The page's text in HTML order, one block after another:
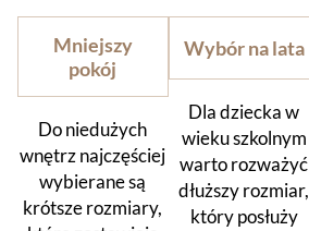
Mniejszy
pokój
Do niedużych
wnętrz najczęściej
wybierane są
krótsze rozmiary,
Wybór na lata
Dla dziecka w
wieku szkolnym
warto rozważyć
dłuższy rozmiar,
który posłuży